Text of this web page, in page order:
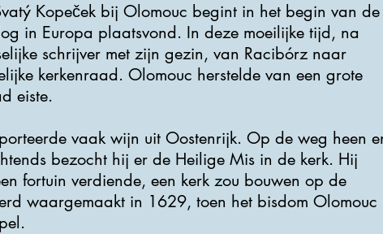
Kopeček bij Olomouc begint in het begin van de
in Europa plaatsvond. In deze moeilijke tijd, na
schrijver met zijn gezin, van Racibórz naar
kerkenraad. Olomouc herstelde van een grote
eiste.
vaak wijn uit Oostenrijk. Op de weg heen
bezocht hij er de Heilige Mis in de kerk. Hij
fortuin verdiende, een kerk zou bouwen op de
waargemaakt in 1629, toen het bisdom Olomouc